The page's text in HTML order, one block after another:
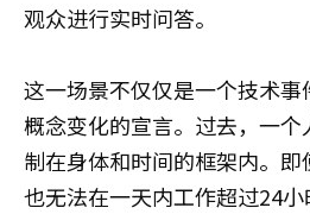
观众进行实时问答。
这一场景不仅仅是一个技术
概念变化的宣言。过去，一
制在身体和时间的框架内。即
也无法在一天内工作超过24